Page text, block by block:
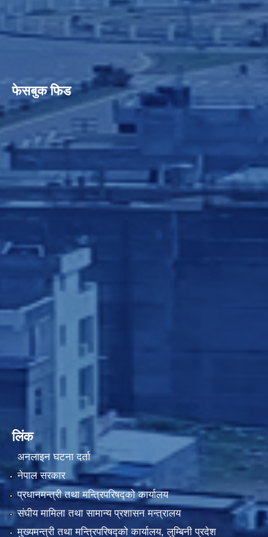
फेसबुक फिड
लिंक
अनलाइन घटना दर्ता
नेपाल सरकार
प्रधानमन्त्री तथा मन्त्रिपरिषद्को कार्यालय
संघीय मामिला तथा सामान्य प्रशासन मन्त्रालय
मुख्यमन्त्री तथा मन्त्रिपरिषद्को कार्यालय, लुम्बिनी प्रदेश